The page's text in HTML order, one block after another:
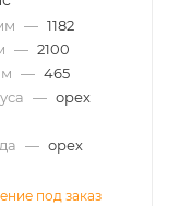
— 1182
— 2100
— 465
— орех
— орех
под заказ